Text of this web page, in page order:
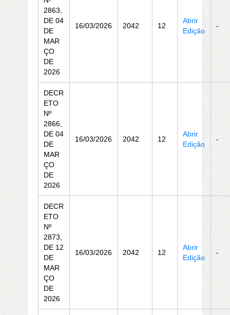
2863,
DE 04
DE
MAR
ÇO
DE
2026
16/03/2026 2042 12
Abrir
Edição
-
DECR
ETO
Nº
2866,
DE 04
DE
MAR
ÇO
DE
2026
16/03/2026 2042 12
Abrir
Edição
-
DECR
ETO
Nº
2873,
DE 12
DE
MAR
ÇO
DE
2026
16/03/2026 2042 12
Abrir
Edição
-